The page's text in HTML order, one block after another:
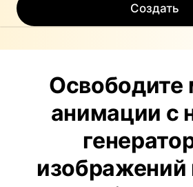
Создать
Освободите
анимации с
изображений